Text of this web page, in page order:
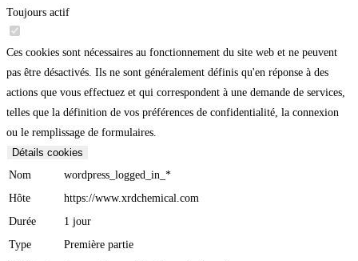
Toujours actif
Ces cookies sont nécessaires au fonctionnement du site web et ne peuvent
pas être désactivés. Ils ne sont généralement définis qu'en réponse à des
actions que vous effectuez et qui correspondent à une demande de services,
telles que la définition de vos préférences de confidentialité, la connexion
ou le remplissage de formulaires.
Détails cookies
Nom
wordpress_logged_in_*
Hôte
https://www.xrdchemical.com
Durée
1 jour
Type
Première partie